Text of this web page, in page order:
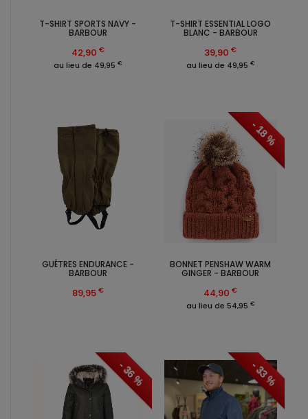
T-SHIRT SPORTS NAVY -
BARBOUR
42,90 €
au lieu de 49,95 €
T-SHIRT ESSENTIAL LOGO
BLANC - BARBOUR
39,90€
au lieu de 49,95 €
GUÊTRES ENDURANCE -
BARBOUR
89,95 €
- 18 %
BONNET PENSHAW WARM
GINGER - BARBOUR
44,90€
au lieu de 54,95 €
- 36 % - 33 %